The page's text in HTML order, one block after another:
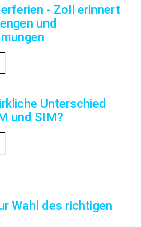
- Zoll erinnert
und
Unterschied
und SIM?
Wahl des richtigen